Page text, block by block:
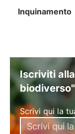
Inquinamento
Iscriviti
biodiverso"
Scrivi qui la